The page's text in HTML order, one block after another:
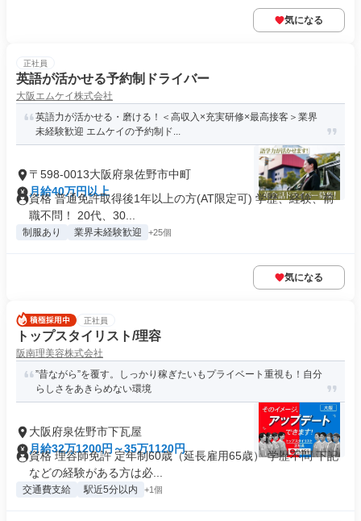
気になる
正社員
英語が活かせる予約制ドライバー
大阪エムケイ株式会社
英語力が活かせる・磨ける！＜高収入×充実研修×最高接客＞業界
未経験歓迎 エムケイの予約制ド...
〒598-0013大阪府泉佐野市中町
月給40万円以上
資格 普通免許取得後1年以上の方(AT限定可) 学歴、経験、前
職不問！ 20代、30...
制服あり 業界未経験歓迎 +25個
気になる
正社員
トップスタイリスト/理容
阪南理美容株式会社
”昔ながら”を覆す。しっかり稼ぎたいもプライベート重視も！自分
らしさをあきらめない環境
大阪府泉佐野市下瓦屋
月給32万1200円～35万1120円
資格 理容師免許 定年制60歳（延長雇用65歳） 学歴不問 下記
などの経験がある方は必...
交通費支給 駅近5分以内 +1個